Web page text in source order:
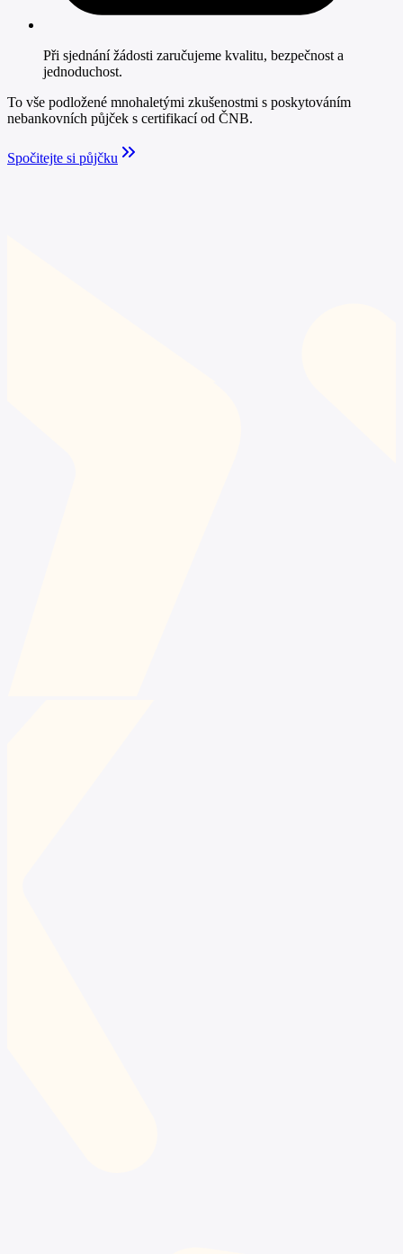
Při sjednání žádosti zaručujeme kvalitu, bezpečnost a
jednoduchost.
To vše podložené mnohaletými zkušenostmi s poskytováním
nebankovních půjček s certifikací od ČNB.
Spočitejte si půjčku